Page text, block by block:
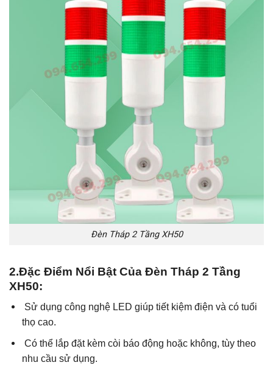
Đèn Tháp 2 Tầng XH50
2.Đặc Điểm Nổi Bật Của Đèn Tháp 2 Tầng
XH50:
Sử dụng công nghệ LED giúp tiết kiệm điện và có tuổi
thọ cao.
Có thể lắp đặt kèm còi báo động hoặc không, tùy theo
nhu cầu sử dụng.